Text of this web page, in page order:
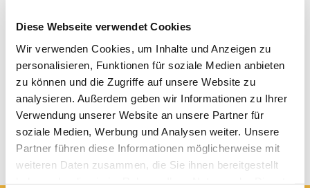
Diese Webseite verwendet Cookies
Wir verwenden Cookies, um Inhalte und Anzeigen zu
personalisieren, Funktionen für soziale Medien anbieten
zu können und die Zugriffe auf unsere Website zu
analysieren. Außerdem geben wir Informationen zu Ihrer
Verwendung unserer Website an unsere Partner für
soziale Medien, Werbung und Analysen weiter. Unsere
Partner führen diese Informationen möglicherweise mit
weiteren Daten zusammen, die Sie ihnen bereitgestellt